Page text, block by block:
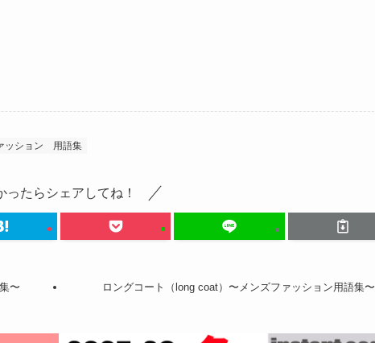
ッション 用語集
ったらシェアしてね！
〜 ロングコート（long coat）〜メンズファッション用語集〜